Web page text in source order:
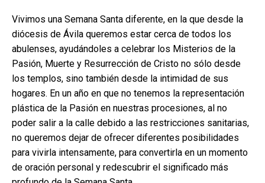
Vivimos una Semana Santa diferente, en la que desde la
diócesis de Ávila queremos estar cerca de todos los
abulenses, ayudándoles a celebrar los Misterios de la
Pasión, Muerte y Resurrección de Cristo no sólo desde
los templos, sino también desde la intimidad de sus
hogares. En un año en que no tenemos la representación
plástica de la Pasión en nuestras procesiones, al no
poder salir a la calle debido a las restricciones sanitarias,
no queremos dejar de ofrecer diferentes posibilidades
para vivirla intensamente, para convertirla en un momento
de oración personal y redescubrir el significado más